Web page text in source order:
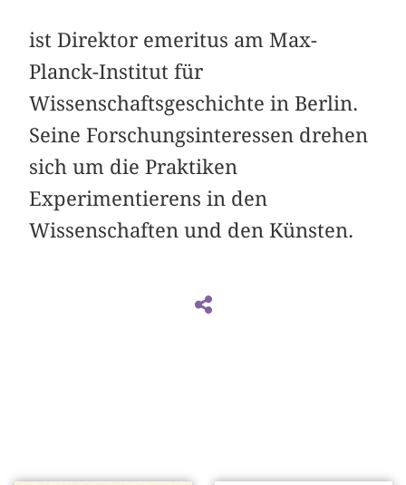
ist Direktor emeritus am Max-
Planck-Institut für
Wissenschaftsgeschichte in Berlin.
Seine Forschungsinteressen drehen
sich um die Praktiken
Experimentierens in den
Wissenschaften und den Künsten.